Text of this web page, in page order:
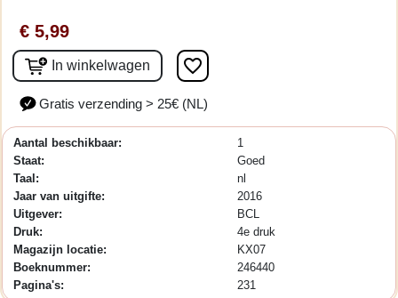
€ 5,99
In winkelwagen favorite_border
Gratis verzending > 25€ (NL)
Aantal beschikbaar:
1
Staat:
Goed
Taal:
nl
Jaar van uitgifte:
2016
Uitgever:
BCL
Druk:
4e druk
Magazijn locatie:
KX07
Boeknummer:
246440
Pagina's:
231